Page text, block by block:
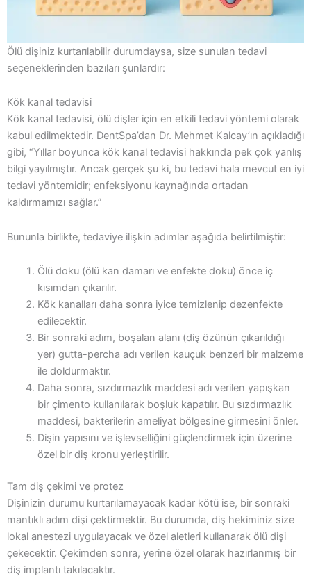
Ölü dişiniz kurtarılabilir durumdaysa, size sunulan tedavi
seçeneklerinden bazıları şunlardır:
Kök kanal tedavisi
Kök kanal tedavisi, ölü dişler için en etkili tedavi yöntemi olarak
kabul edilmektedir. DentSpa’dan Dr. Mehmet Kalcay’ın açıkladığı
gibi, “Yıllar boyunca kök kanal tedavisi hakkında pek çok yanlış
bilgi yayılmıştır. Ancak gerçek şu ki, bu tedavi hala mevcut en iyi
tedavi yöntemidir; enfeksiyonu kaynağında ortadan
kaldırmamızı sağlar.”
Bununla birlikte, tedaviye ilişkin adımlar aşağıda belirtilmiştir:
Ölü doku (ölü kan damarı ve enfekte doku) önce iç
kısımdan çıkarılır.
Kök kanalları daha sonra iyice temizlenip dezenfekte
edilecektir.
Bir sonraki adım, boşalan alanı (diş özünün çıkarıldığı
yer) gutta-percha adı verilen kauçuk benzeri bir malzeme
ile doldurmaktır.
Daha sonra, sızdırmazlık maddesi adı verilen yapışkan
bir çimento kullanılarak boşluk kapatılır. Bu sızdırmazlık
maddesi, bakterilerin ameliyat bölgesine girmesini önler.
Dişin yapısını ve işlevselliğini güçlendirmek için üzerine
özel bir diş kronu yerleştirilir.
Tam diş çekimi ve protez
Dişinizin durumu kurtarılamayacak kadar kötü ise, bir sonraki
mantıklı adım dişi çektirmektir. Bu durumda, diş hekiminiz size
lokal anestezi uygulayacak ve özel aletleri kullanarak ölü dişi
çekecektir. Çekimden sonra, yerine özel olarak hazırlanmış bir
diş implantı takılacaktır.